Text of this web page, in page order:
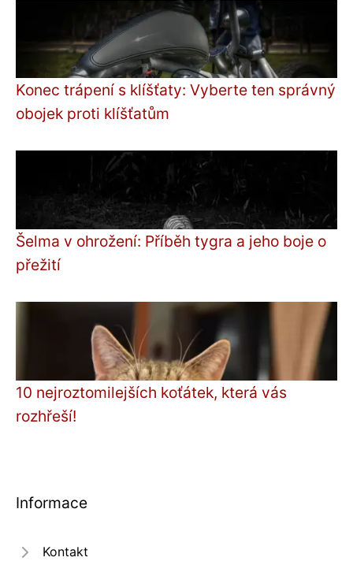
Konec trápení s klíšťaty: Vyberte ten správný
obojek proti klíšťatům
Šelma v ohrožení: Příběh tygra a jeho boje o
přežití
10 nejroztomilejších koťátek, která vás
rozhřeší!
Informace
Kontakt